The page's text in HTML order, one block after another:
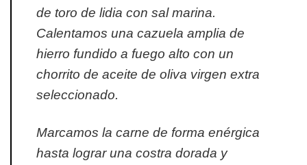
de toro de lidia con sal marina.
Calentamos una cazuela amplia de
hierro fundido a fuego alto con un
chorrito de aceite de oliva virgen extra
seleccionado.
Marcamos la carne de forma enérgica
hasta lograr una costra dorada y